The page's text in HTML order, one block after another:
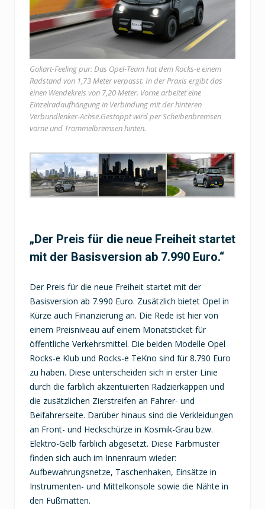
Gokart-Feeling pur: Das Opel-Team hat dem Rocks-e einem
Radstand von 1,73 Meter verpasst. In der Praxis ergibt das
einen Wendekreis von 7,20 Meter. Vorne arbeitet eine
Einzelradaufhängung in Verbindung mit der hinteren
Verbundlenker-Achse.Gestoppt wird per Scheibenbremsen
vorne und Trommelbremsen hinten.
„Der Preis für die neue Freiheit startet
mit der Basisversion ab 7.990 Euro.“
Der Preis für die neue Freiheit startet mit der
Basisversion ab 7.990 Euro. Zusätzlich bietet Opel in
Kürze auch Finanzierung an. Die Rede ist hier von
einem Preisniveau auf einem Monatsticket für
öffentliche Verkehrsmittel. Die beiden Modelle Opel
Rocks-e Klub und Rocks-e TeKno sind für 8.790 Euro
zu haben. Diese unterscheiden sich in erster Linie
durch die farblich akzentuierten Radzierkappen und
die zusätzlichen Zierstreifen an Fahrer- und
Beifahrerseite. Darüber hinaus sind die Verkleidungen
an Front- und Heckschürze in Kosmik-Grau bzw.
Elektro-Gelb farblich abgesetzt. Diese Farbmuster
finden sich auch im Innenraum wieder:
Aufbewahrungsnetze, Taschenhaken, Einsätze in
Instrumenten- und Mittelkonsole sowie die Nähte in
den Fußmatten.